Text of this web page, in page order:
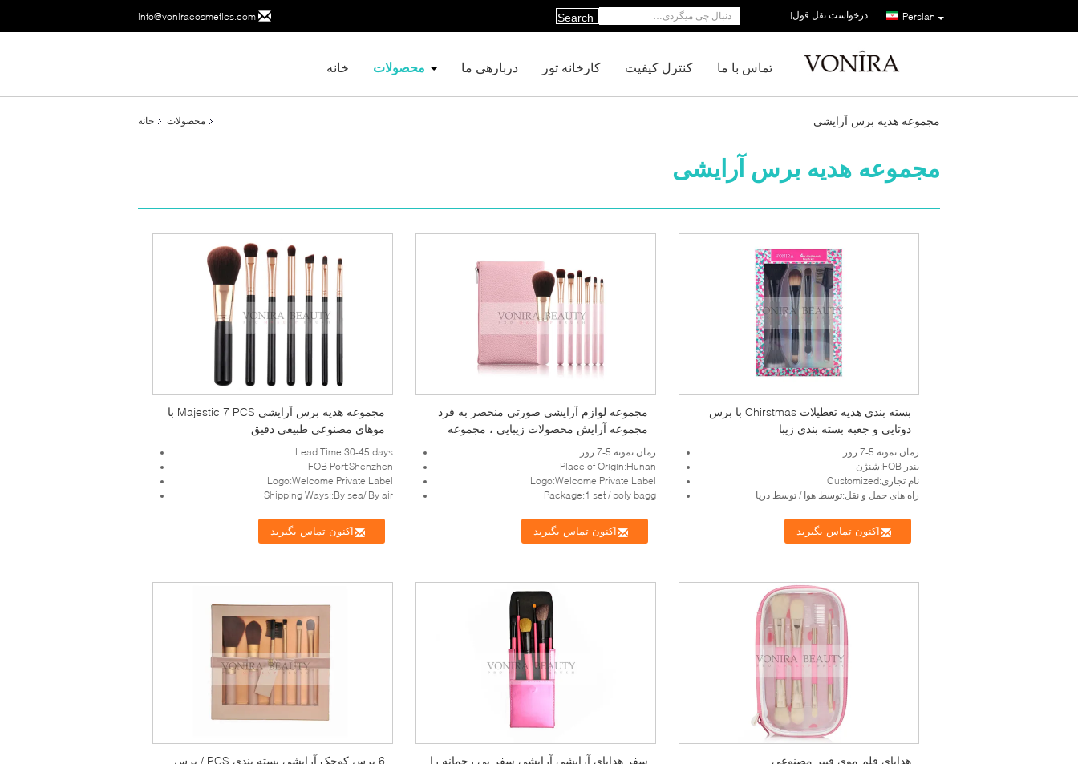
info@voniracosmetics.com Persian درخواست نقل قول|
Search
خانه محصولات دربارهی ما کارخانه تور کنترل کیفیت تماس با ما
خانه محصولات مجموعه هدیه برس آرایشی
مجموعه هدیه برس آرایشی
مجموعه هدیه برس آرایشی Majestic 7 PCS با
موهای مصنوعی طبیعی دقیق
Lead Time:30-45 days
FOB Port:Shenzhen
Logo:Welcome Private Label
Shipping Ways::By sea/ By air
اکنون تماس بگیرید
مجموعه لوازم آرایشی صورتی منحصر به فرد
مجموعه آرایش محصولات زیبایی ، مجموعه
ابزارهای آرایش
زمان نمونه:5-7 روز
Place of Origin:Hunan
Logo:Welcome Private Label
Package:1 set / poly bagg
اکنون تماس بگیرید
بسته بندی هدیه تعطیلات Chirstmas با برس
دوتایی و جعبه بسته بندی زیبا
زمان نمونه:5-7 روز
بندر FOB:شنژن
نام تجاری:Customized
راه های حمل و نقل:توسط هوا / توسط دریا
اکنون تماس بگیرید
6 برس کوچک آرایشی بسته بندی PCS / برس
سفر هدایای آرایشی آرایشی سفر بی رحمانه را
هدایای قلم موی فیبر مصنوعی